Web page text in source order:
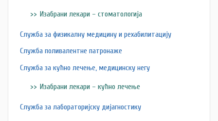
Изабрани лекари – стоматологија
Служба за физикалну медицину и рехабилитацију
Служба поливалентне патронаже
Служба за кућно лечење, медицинску негу
Изабрани лекари – кућно лечење
Служба за лабораторијску дијагностику